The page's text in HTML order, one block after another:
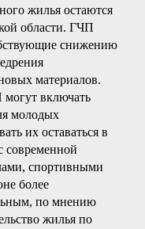
жилья остаются
области. ГЧП
снижению
материалов.
включать
молодых
их оставаться в
современной
спортивными
более
по мнению
жилья по